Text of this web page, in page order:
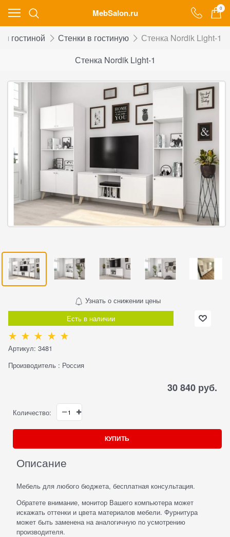
MebSalon.ru 0
гостиной Стенки в гостиную
Стенка Nordik Light-1
Стенка Nordik Light-1
Узнать о снижении цены
Есть в наличии
Артикул: 3481
Производитель : Россия
30 840 руб.
Количество:
КУПИТЬ
Описание
Мебель для любого бюджета, бесплатная консультация.
Обратете внимание, монитор Вашего компьютера может
искажать оттенки и цвета материалов мебели. Фурнитура
может быть заменена на аналогичную по усмотрению
производителя.